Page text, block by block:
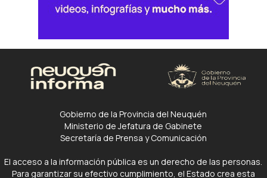
Gobierno de la Provincia del Neuquén
Ministerio de Jefatura de Gabinete
Secretaría de Prensa y Comunicación
El acceso a la información pública es un derecho de las personas.
Para garantizar su efectivo cumplimiento, el Estado crea esta